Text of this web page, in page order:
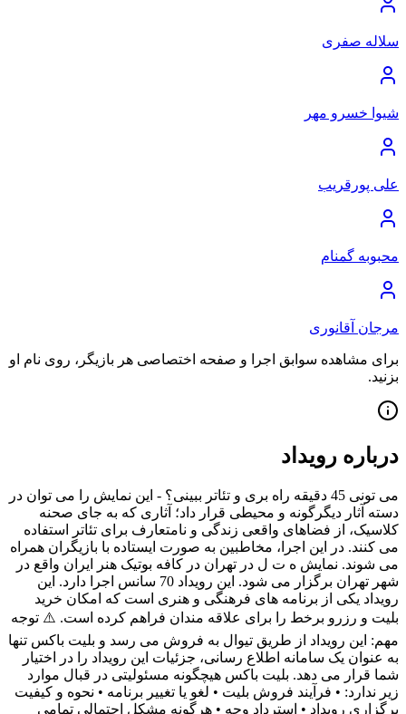
سلاله صفری
شیوا خسرو مهر
علی پورقریب
محبوبه گمنام
مرجان آقانوری
برای مشاهده سوابق اجرا و صفحه اختصاصی هر بازیگر، روی نام او
بزنید.
درباره رویداد
می تونی 45 دقیقه راه بری و تئاتر ببینی؟ - این نمایش را می توان در
دسته آثار دیگرگونه و محیطی قرار داد؛ آثاری که به جای صحنه
کلاسیک، از فضاهای واقعی زندگی و نامتعارف برای تئاتر استفاده
می کنند. در این اجرا، مخاطبین به صورت ایستاده با بازیگران همراه
می شوند. نمایش ه ت ل در تهران در کافه بوتیک هنر ایران واقع در
شهر تهران برگزار می شود. این رویداد 70 سانس اجرا دارد. این
رویداد یکی از برنامه های فرهنگی و هنری است که امکان خرید
بلیت و رزرو برخط را برای علاقه مندان فراهم کرده است. ⚠️ توجه
مهم: این رویداد از طریق تیوال به فروش می رسد و بلیت باکس تنها
به عنوان یک سامانه اطلاع رسانی، جزئیات این رویداد را در اختیار
شما قرار می دهد. بلیت باکس هیچگونه مسئولیتی در قبال موارد
زیر ندارد: • فرآیند فروش بلیت • لغو یا تغییر برنامه • نحوه و کیفیت
برگزاری رویداد • استرداد وجه • هرگونه مشکل احتمالی تمامی